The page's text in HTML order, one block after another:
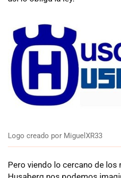
Logo creado por MiguelXR33
Pero viendo lo cercano de los